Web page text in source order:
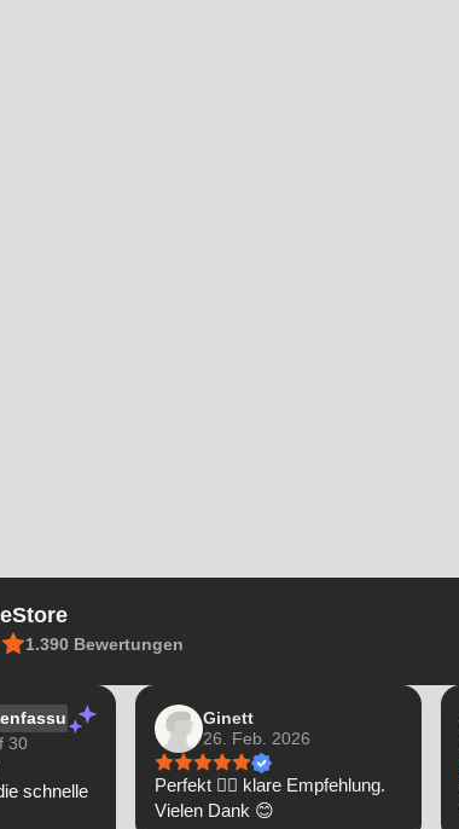
1.390 Bewertungen
30
schnelle
Ginett
26. Feb. 2026
Perfekt 👌🏼 klare Empfehlung.
Vielen Dank 😊